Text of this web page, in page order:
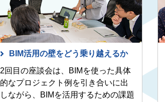
BIM活用の壁をどう乗り越えるか
2回目の座談会は、BIMを使った具体
的なプロジェクト例を引き合いに出
しながら、BIMを活用するための課題